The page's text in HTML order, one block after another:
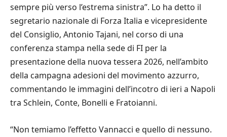
sempre più verso l’estrema sinistra”. Lo ha detto il
segretario nazionale di Forza Italia e vicepresidente
del Consiglio, Antonio Tajani, nel corso di una
conferenza stampa nella sede di FI per la
presentazione della nuova tessera 2026, nell’ambito
della campagna adesioni del movimento azzurro,
commentando le immagini dell’incotro di ieri a Napoli
tra Schlein, Conte, Bonelli e Fratoianni.
“Non temiamo l’effetto Vannacci e quello di nessuno.